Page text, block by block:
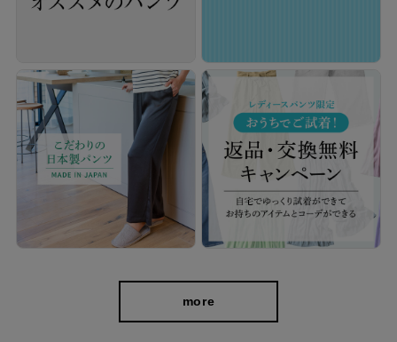
バリエーション豊富だから、お気に入りがき
more